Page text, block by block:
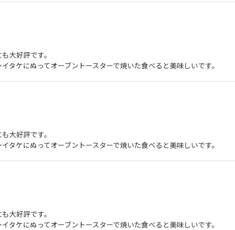
大好評です。
タケにぬってオーブントースターで焼いた食べると美味しいです。
大好評です。
タケにぬってオーブントースターで焼いた食べると美味しいです。
大好評です。
タケにぬってオーブントースターで焼いた食べると美味しいです。